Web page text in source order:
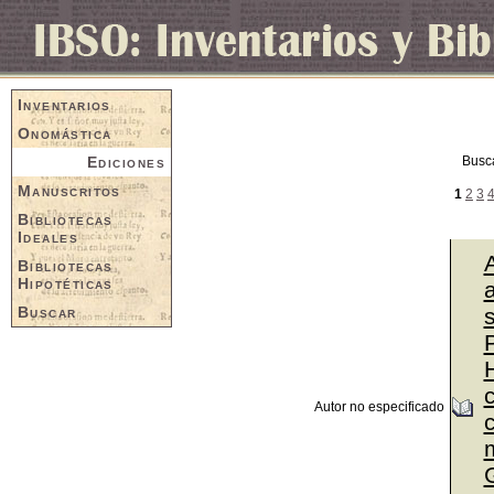
Inventarios
Onomástica
Ediciones
Manuscritos
Bibliotecas
Ideales
Bibliotecas
Hipotéticas
Buscar
1 2 3 4
Autor no especificado